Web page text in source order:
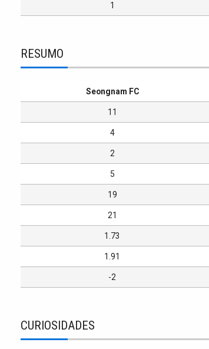
1
RESUMO
Seongnam FC
11
4
2
5
19
21
1.73
1.91
-2
CURIOSIDADES